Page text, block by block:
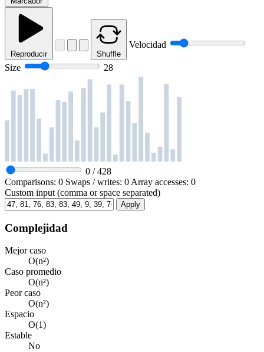
Reproducir Shuffle
Velocidad
Size 28
0 /428
Comparisons: 0 Swaps / writes: 0 Array accesses: 0
Custom input (comma or space separated)
Apply
Complejidad
Mejor caso
O(n²)
Caso promedio
O(n²)
Peor caso
O(n²)
Espacio
O(1)
Estable
No